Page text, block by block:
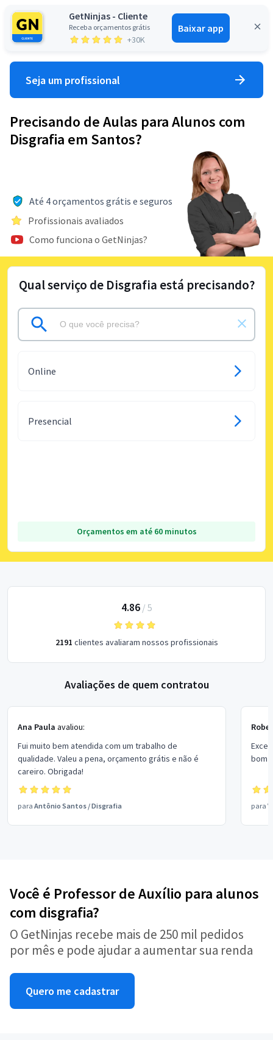
GetNinjas - Cliente
Receba orçamentos grátis
+30K
Baixar app
Entrar
Seja um profissional
Precisando de Aulas para Alunos com
Disgrafia em Santos?
Até 4 orçamentos grátis e seguros
Profissionais avaliados
Como funciona o GetNinjas?
Qual serviço de Disgrafia está precisando?
Online
Presencial
Orçamentos em até 60 minutos
4.86/ 5
2191 clientes avaliaram nossos profissionais
Avaliações de quem contratou
Ana Paula avaliou:
Fui muito bem atendida com um trabalho de
qualidade. Valeu a pena, orçamento grátis e não é
careiro. Obrigada!
para Antônio Santos /Disgrafia
bom
para
Você é Professor de Auxílio para alunos
com disgrafia?
O GetNinjas recebe mais de 250 mil pedidos
por mês e pode ajudar a aumentar sua renda
Quero me cadastrar